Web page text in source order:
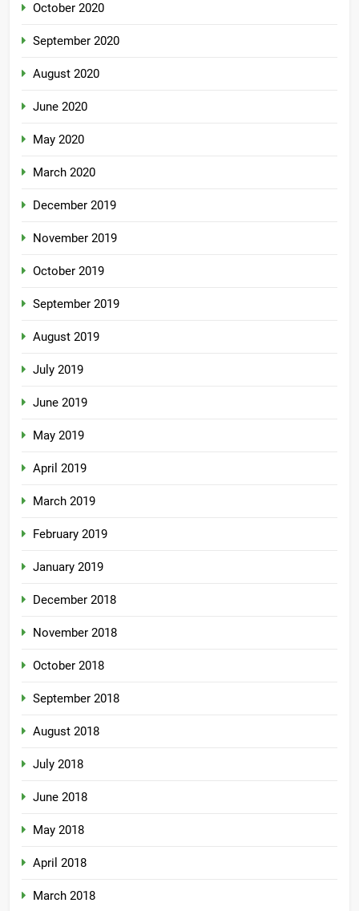
October 2020
September 2020
August 2020
June 2020
May 2020
March 2020
December 2019
November 2019
October 2019
September 2019
August 2019
July 2019
June 2019
May 2019
April 2019
March 2019
February 2019
January 2019
December 2018
November 2018
October 2018
September 2018
August 2018
July 2018
June 2018
May 2018
April 2018
March 2018